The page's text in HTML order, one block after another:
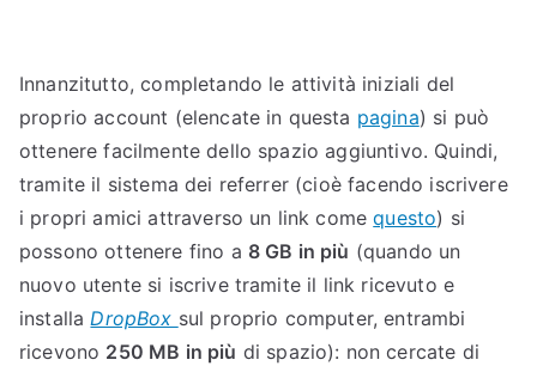
D
r
o
p
B
o
x
Innanzitutto, completando le attività iniziali del
proprio account (elencate in questa pagina) si può
ottenere facilmente dello spazio aggiuntivo. Quindi,
tramite il sistema dei referrer (cioè facendo iscrivere
i propri amici attraverso un link comequesto) si
possono ottenere fino a 8 GB in più (quando un
nuovo utente si iscrive tramite il link ricevuto e
installaDropBox sul proprio computer, entrambi
ricevono 250 MB in più di spazio): non cercate di